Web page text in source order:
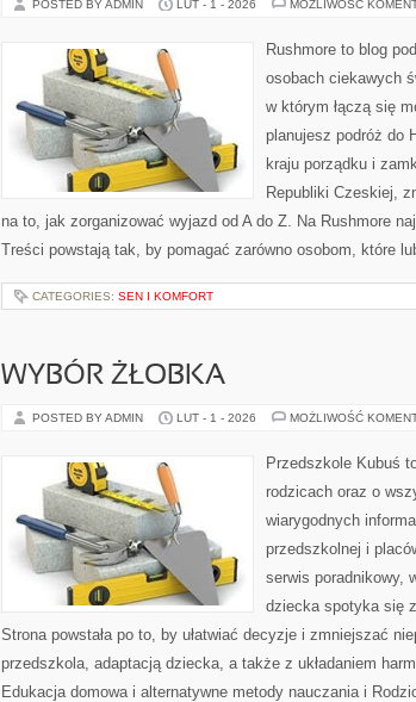
POSTED BY ADMIN LUT - 1 - 2026 MOŻLIWOŚĆ
Rushmore to blog
osobach ciekawych
w którym łączą się
planujesz podróż do
kraju porządku i
Republiki Czeskiej,
na to, jak zorganizować wyjazd od A do Z. Na Rushmore
Treści powstają tak, by pomagać zarówno osobom, które
CATEGORIES: SEN I KOMFORT
WYBÓR ŻŁOBKA
POSTED BY ADMIN LUT - 1 - 2026 MOŻLIWOŚĆ
Przedszkole Kubuś
rodzicach oraz o
wiarygodnych
przedszkolnej i
serwis poradnikowy,
dziecka spotyka się
Strona powstała po to, by ułatwiać decyzje i zmniejszać
przedszkola, adaptacją dziecka, a także z układaniem
Edukacja domowa i alternatywne metody nauczania i